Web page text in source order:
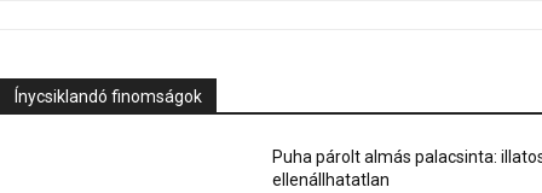
Ínycsiklandó finomságok
Puha párolt almás palacsinta:
ellenállhatatlan